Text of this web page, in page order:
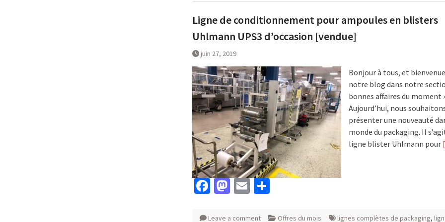
Ligne de conditionnement pour ampoules en blisters
Uhlmann UPS3 d’occasion [vendue]
juin 27, 2019
Bonjour à tous, et
notre blog dans notre
bonnes affaires du moment
Aujourd’hui, nous
présenter une nouveauté
monde du packaging. Il
ligne blister Uhlmann pour
Facebook
Mastodon
Email
Leave a comment Offres du mois lignes complètes de packaging,